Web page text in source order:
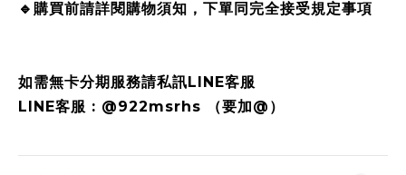
🔹購買前請詳閱購物須知，下單同完全接受規定事項
如需無卡分期服務請私訊LINE客服
LINE客服 : @922msrhs （要加@）